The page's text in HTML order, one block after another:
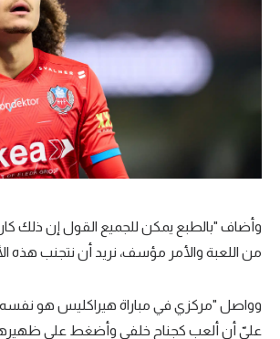
وأضاف "بالطبع يمكن للجميع القول إن ذلك
من اللعبة والأمر مؤسف، نريد أن نتجنب هذه
وواصل "مركزي في مباراة هيراكليس هو نفسه
عليّ أن ألعب كجناح خلفي وأضغط على